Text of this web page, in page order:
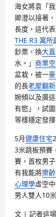
海女將袁「
卿澄以接著
長度，這代
THE R3 寓所
鈔票，換大
水。」 商業
盆栽，被一
的長老屋翻新
婉傾以及廣
有慾」，試
等樣穩定發
5月健康住宅
3米跳板預賽
賽，首枚男
有我能將樂
心理學虛空
男人雙人10
文 | 記者這